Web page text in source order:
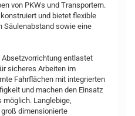
von PKWs und Transportern.
und bietet flexible
Säulenabstand sowie eine
entlastet
sicheres Arbeiten im
Fahrflächen mit integrierten
und machen den Einsatz
möglich. Langlebige,
dimensionierte